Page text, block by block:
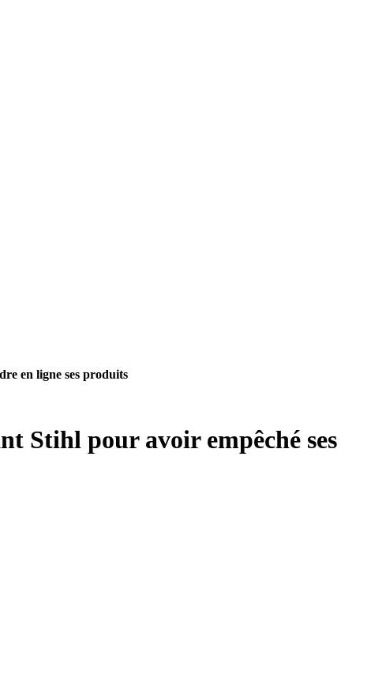
en ligne ses produits
Stihl pour avoir empêché ses